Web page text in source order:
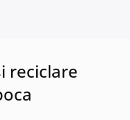
reciclare